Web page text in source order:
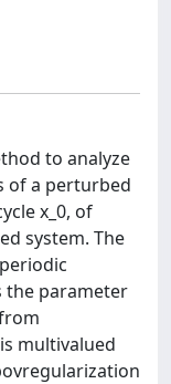
to analyze
of a perturbed
x_0, of
system. The
the parameter
multivalued